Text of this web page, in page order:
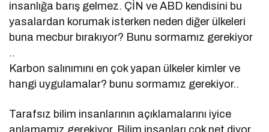
insanlığa barış gelmez. ÇİN ve ABD kendisini bu
yasalardan korumak isterken neden diğer ülkeleri
buna mecbur bırakıyor? Bunu sormamız gerekiyor
..
Karbon salınımını en çok yapan ülkeler kimler ve
hangi uygulamalar? bunu sormamız gerekiyor..
Tarafsız bilim insanlarının açıklamalarını iyice
anlamamız gerekiyor. Bilim insanları çok net diyor